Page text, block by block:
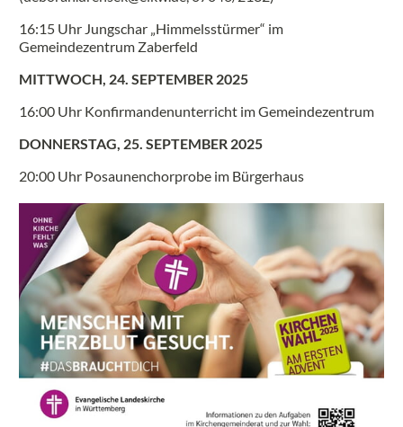
16:15 Uhr Jungschar „Himmelsstürmer“ im
Gemeindezentrum Zaberfeld
MITTWOCH, 24. SEPTEMBER 2025
16:00 Uhr Konfirmandenunterricht im Gemeindezentrum
DONNERSTAG, 25. SEPTEMBER 2025
20:00 Uhr Posaunenchorprobe im Bürgerhaus